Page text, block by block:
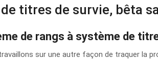
titres de survie, bêta
de rangs à système de
sur une autre façon de traquer la